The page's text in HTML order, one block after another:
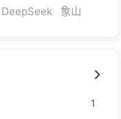
DeepSeek 象山
1